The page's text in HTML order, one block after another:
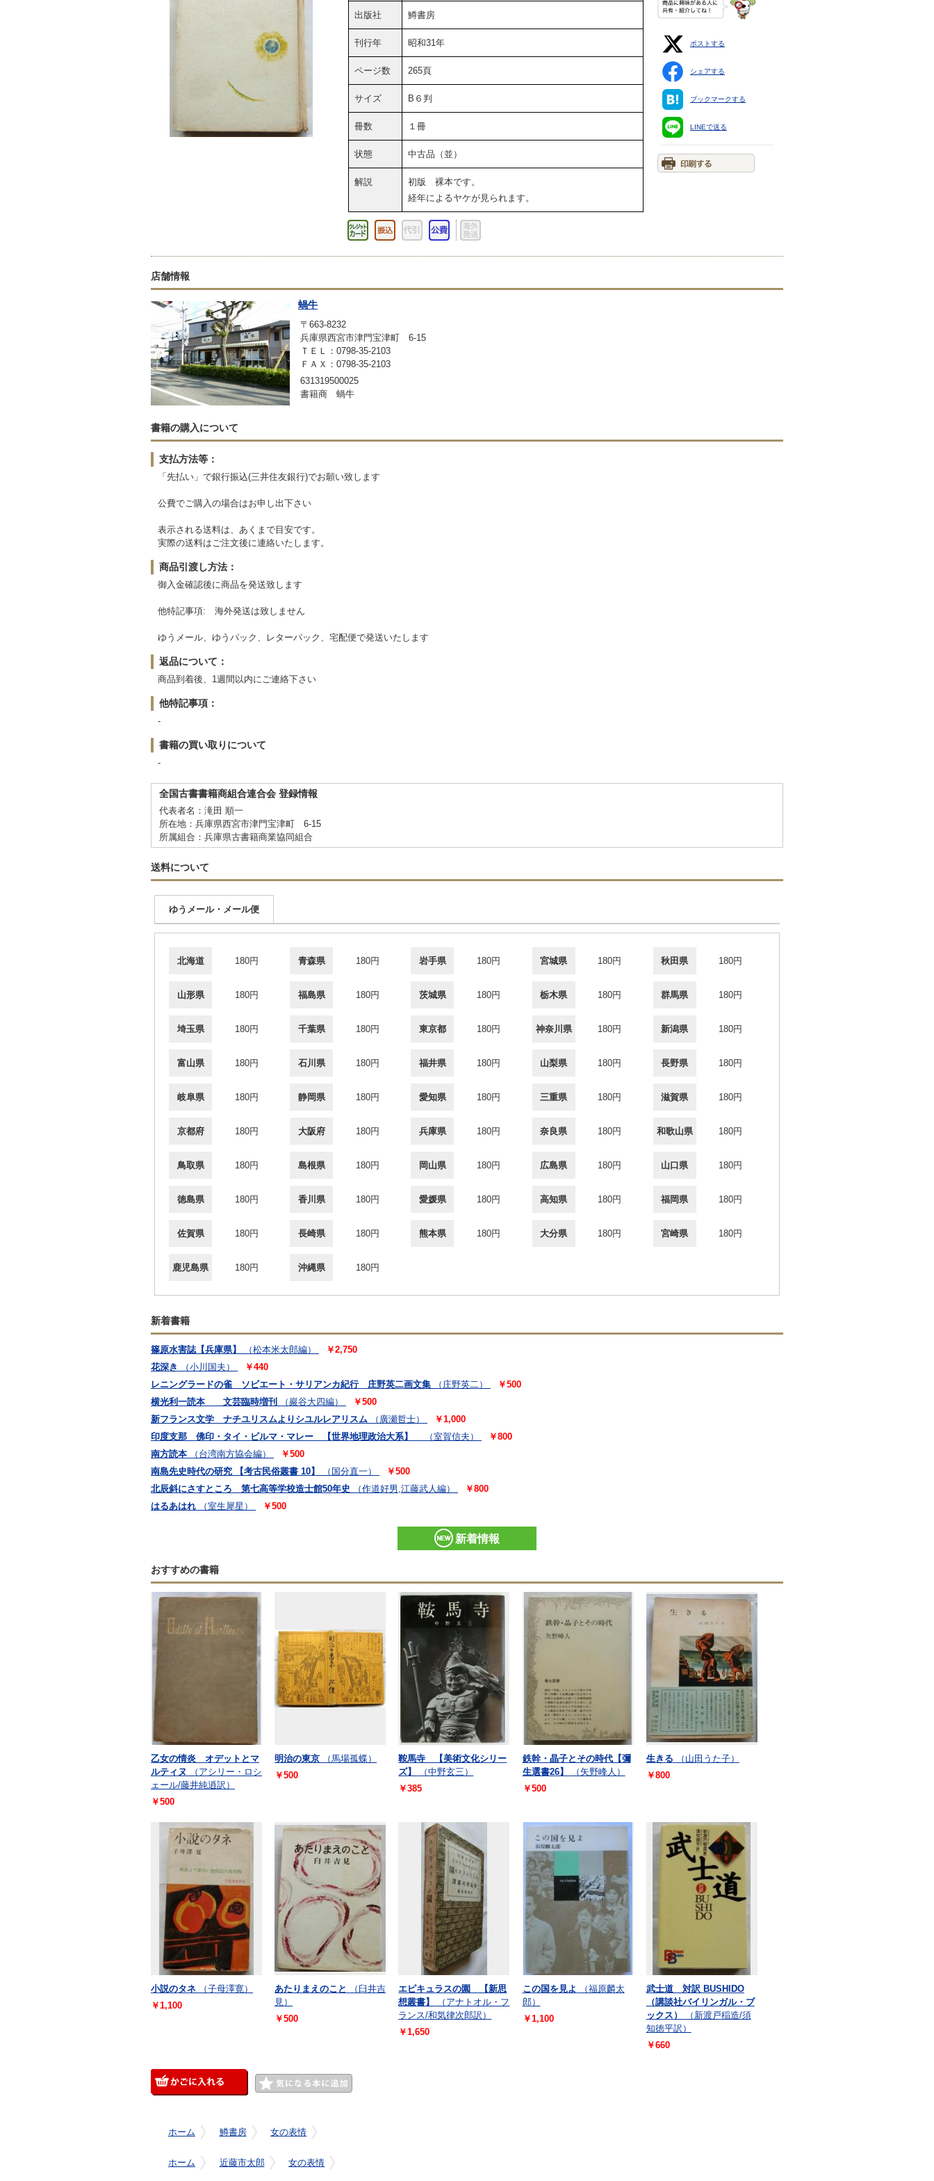
出版社 鱒書房
刊行年 昭和31年
ページ数 265頁
サイズ B６判
冊数 １冊
状態 中古品（並）
解説
初版 裸本です。
経年によるヤケが見られます。
ポストする
シェアする
ブックマークする
LINEで送る
店舗情報
蝸牛
〒663-8232
兵庫県西宮市津門宝津町 6-15
ＴＥＬ：0798-35-2103
ＦＡＸ：0798-35-2103
631319500025
書籍商 蝸牛
書籍の購入について
支払方法等：
「先払い」で銀行振込(三井住友銀行)でお願い致します
公費でご購入の場合はお申し出下さい
表示される送料は、あくまで目安です。
実際の送料はご注文後に連絡いたします。
商品引渡し方法：
御入金確認後に商品を発送致します
他特記事項: 海外発送は致しません
ゆうメール、ゆうパック、レターパック、宅配便で発送いたします
返品について：
商品到着後、1週間以内にご連絡下さい
他特記事項：
-
書籍の買い取りについて
-
全国古書書籍商組合連合会 登録情報
代表者名：滝田 順一
所在地：兵庫県西宮市津門宝津町 6-15
所属組合：兵庫県古書籍商業協同組合
送料について
ゆうメール・メール便
北海道 180円 青森県 180円 岩手県 180円 宮城県 180円 秋田県 180円
山形県 180円 福島県 180円 茨城県 180円 栃木県 180円 群馬県 180円
埼玉県 180円 千葉県 180円 東京都 180円 神奈川県 180円 新潟県 180円
富山県 180円 石川県 180円 福井県 180円 山梨県 180円 長野県 180円
岐阜県 180円 静岡県 180円 愛知県 180円 三重県 180円 滋賀県 180円
京都府 180円 大阪府 180円 兵庫県 180円 奈良県 180円 和歌山県 180円
鳥取県 180円 島根県 180円 岡山県 180円 広島県 180円 山口県 180円
徳島県 180円 香川県 180円 愛媛県 180円 高知県 180円 福岡県 180円
佐賀県 180円 長崎県 180円 熊本県 180円 大分県 180円 宮崎県 180円
鹿児島県 180円 沖縄県 180円
新着書籍
篠原水害誌【兵庫県】 （松本米太郎編）
￥2,750
花深き
（小川国夫）
￥440
レニングラードの雀 ソビエート・サリアンカ紀行 庄野英二画文集
（庄野英二）
￥500
横光利一読本 文芸臨時増刊
（巖谷大四編）
￥500
新フランス文学 ナチユリスムよりシユルレアリスム
（廣瀬哲士）
￥1,000
印度支那 佛印・タイ・ビルマ・マレー 【世界地理政治大系】
（室賀信夫）
￥800
南方読本
（台湾南方協会編）
￥500
南島先史時代の研究 【考古民俗叢書 10】
（国分直一）
￥500
北辰斜にさすところ 第七高等学校造士館50年史
（作道好男,江藤武人編）
￥800
はるあはれ
（室生犀星） ￥500
新着情報
おすすめの書籍
乙女の情炎 オデットとマ
ルティヌ
（アシリー・ロシ
ェール/藤井純逍訳）
￥500
明治の東京
（馬場孤蝶）
￥500
鞍馬寺 【美術文化シリー
ズ】
（中野玄三）
￥385
鉄幹・晶子とその時代【彌
生選書26】
（矢野峰人）
￥500
生きる
（山田うた子）
￥800
小説のタネ
（子母澤寛）
￥1,100
あたりまえのこと
（臼井吉
見）
￥500
エピキュラスの園 【新思
想叢書】
（アナトオル・フ
ランス/和気律次郎訳）
￥1,650
この国を見よ
（福原麟太
郎）
￥1,100
武士道 対訳 BUSHIDO
（講談社バイリンガル・ブ
ックス）
（新渡戸稲造/須
知徳平訳）
￥660
ホーム 鱒書房 女の表情
ホーム 近藤市太郎 女の表情